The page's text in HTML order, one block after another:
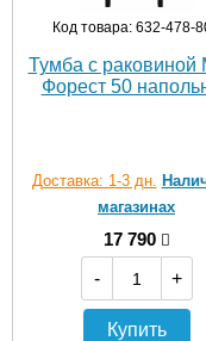
Код товара: 632-478-
Тумба с раковиной
Форест 50
Доставка: 1-3 дн.
магазинах
17 790
-
+
Купить